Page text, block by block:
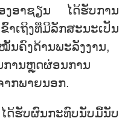
ງອາຊຽນ ໄດ້ຮັບການ
ຖິງທີ່ມີລັກສະນະເປັນ
ຄົງດ້ານພະລັງງານ,
ການຫຼຸດຜ່ອນການ
າກພາຍນອກ.
ດ້ຮັບຜົນກະທົບນັບມື້ນັບ